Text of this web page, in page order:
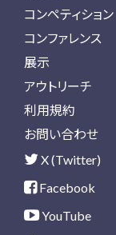
コンペティション
コンファレンス
展示
アウトリーチ
利用規約
お問い合わせ
X (Twitter)
Facebook
YouTube